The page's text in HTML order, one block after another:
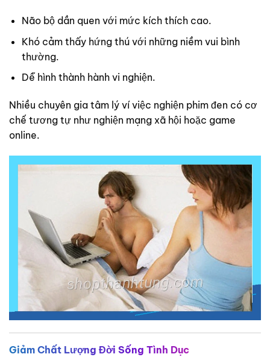
Não bộ dần quen với mức kích thích cao.
Khó cảm thấy hứng thú với những niềm vui bình
thường.
Dễ hình thành hành vi nghiện.
Nhiều chuyên gia tâm lý ví việc nghiện phim đen có cơ
chế tương tự như nghiện mạng xã hội hoặc game
online.
Giảm Chất Lượng Đời Sống Tình Dục